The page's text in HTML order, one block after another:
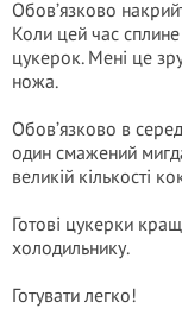
Обов’язково
Коли цей час
цукерок. Мені це
ножа.
Обов’язково в
один смажений
великій кількості
Готові цукерки
холодильнику.
Готувати легко!